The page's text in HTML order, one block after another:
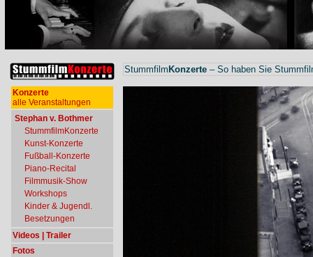
Konzerte
alle Veranstaltungen
Stephan v. Bothmer
StummfilmKonzerte
Kunst-Konzerte
Fußball-Konzerte
Piano-Recital
Filmmusik-Show
Workshops
Kinder & Jugendl.
Besetzungen
Videos | Trailer
Fotos
Stummfilm Konzerte – So haben Sie